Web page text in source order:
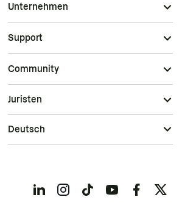
Unternehmen
Support
Community
Juristen
Deutsch